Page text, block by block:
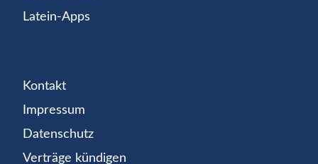
Latein-Apps
Kontakt
Impressum
Datenschutz
Verträge kündigen